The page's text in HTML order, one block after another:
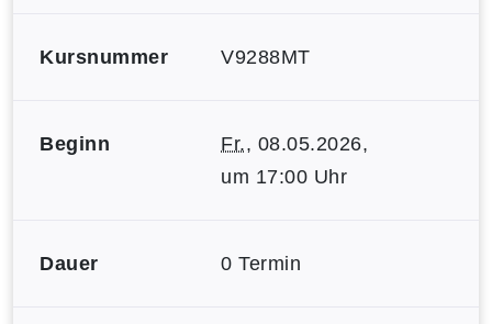
Kursnummer V9288MT
Beginn Fr., 08.05.2026,
um 17:00 Uhr
Dauer 0 Termin